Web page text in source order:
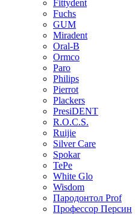
Fittydent
Fuchs
GUM
Miradent
Oral-B
Ormco
Paro
Philips
Pierrot
Plackers
PresiDENT
R.O.C.S.
Ruijie
Silver Care
Spokar
TePe
White Glo
Wisdom
Пародонтол Prof
Профессор Персин